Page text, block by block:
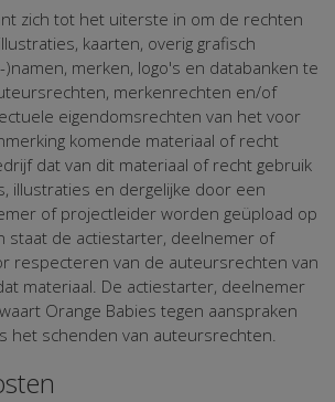
zich tot het uiterste in om de rechten
kaarten, overig grafisch
)namen, merken, logo's en databanken te
merkenrechten en/of
eigendomsrechten van het voor
komende materiaal of recht
dat van dit materiaal of recht gebruik
illustraties en dergelijke door een
of projectleider worden geüpload op
staat de actiestarter, deelnemer of
respecteren van de auteursrechten van
materiaal. De actiestarter, deelnemer
Orange Babies tegen aanspraken
het schenden van auteursrechten.